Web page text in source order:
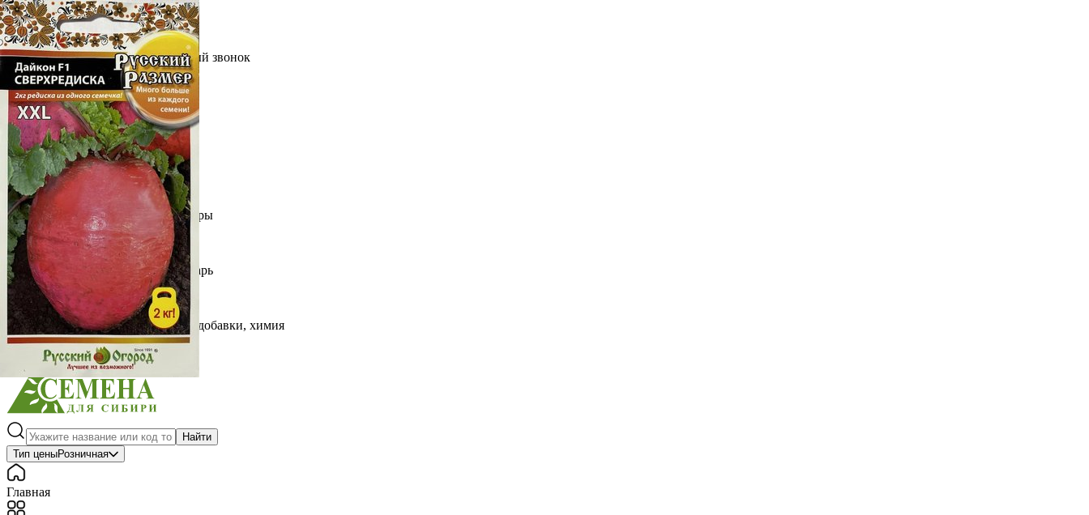
Выберите город
Обратный звонокЗаказать обратный звонок
Каталог
Семена
Грунты
Газонные травы, сидераты
Горшки, рассадники, аксессуары
Посадочный материал
Садовый инструмент, инвентарь
Консервирование
Средства защиты, удобрения, добавки, химия
Обустройство сада, декор
Найти
Тип ценыРозничная
Главная